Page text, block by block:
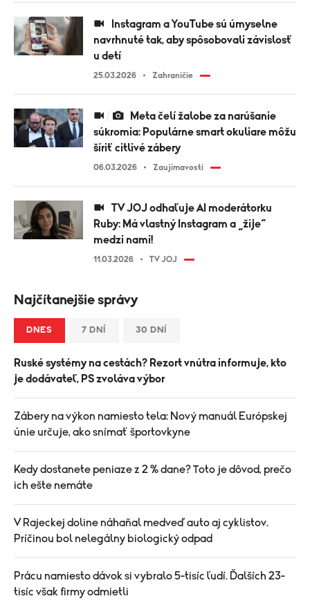
navrhnuté tak, aby spôsobovali závislosť
u detí
25.03.2026 Zahraničie
súkromia: Populárne smart okuliare môžu
šíriť citlivé zábery
06.03.2026 Zaujímavosti
Ruby: Má vlastný Instagram a „žije“
medzi nami!
11.03.2026 TV JOJ
Najčítanejšie správy
DNES 7 DNÍ 30 DNÍ
Ruské systémy na cestách? Rezort vnútra informuje, kto
je dodávateľ, PS zvoláva výbor
Zábery na výkon namiesto tela: Nový manuál Európskej
únie určuje, ako snímať športovkyne
Kedy dostanete peniaze z 2 % dane? Toto je dôvod, prečo
ich ešte nemáte
V Rajeckej doline náhaňal medveď auto aj cyklistov.
Príčinou bol nelegálny biologický odpad
Prácu namiesto dávok si vybralo 5-tisíc ľudí. Ďalších 23-
tisíc však firmy odmietli